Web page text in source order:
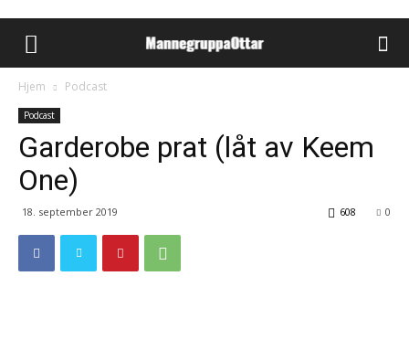
Hjem Podcast
Podcast
Garderobe prat (låt av Keem
One)
18. september 2019 0
608